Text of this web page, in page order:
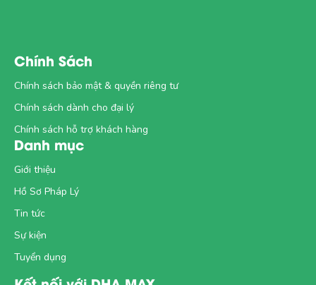
Chính Sách
Chính sách bảo mật & quyền riêng tư
Chính sách dành cho đại lý
Chính sách hỗ trợ khách hàng
Danh mục
Giới thiệu
Hồ Sơ Pháp Lý
Tin tức
Sự kiện
Tuyển dụng